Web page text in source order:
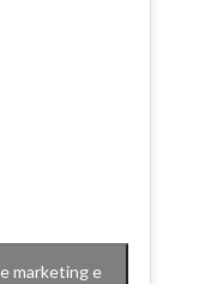
marketing e